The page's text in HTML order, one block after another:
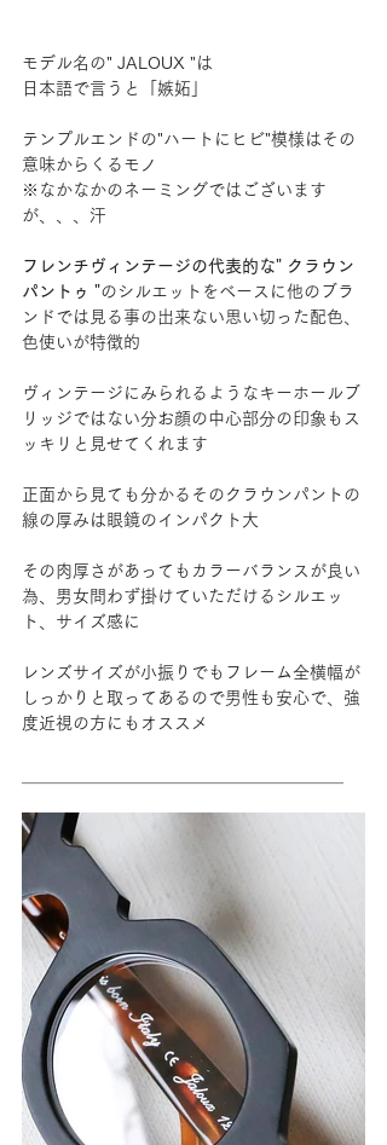
モデル名の" JALOUX "は
日本語で言うと「嫉妬」
テンプルエンドの"ハートにヒビ"模様はその
意味からくるモノ
※なかなかのネーミングではございます
が、、、汗
フレンチヴィンテージの代表的な" クラウン
パントゥ "のシルエットをベースに他のブラ
ンドでは見る事の出来ない思い切った配色、
色使いが特徴的
ヴィンテージにみられるようなキーホールブ
リッジではない分お顔の中心部分の印象もス
ッキリと見せてくれます
正面から見ても分かるそのクラウンパントの
線の厚みは眼鏡のインパクト大
その肉厚さがあってもカラーバランスが良い
為、男女問わず掛けていただけるシルエッ
ト、サイズ感に
レンズサイズが小振りでもフレーム全横幅が
しっかりと取ってあるので男性も安心で、強
度近視の方にもオススメ